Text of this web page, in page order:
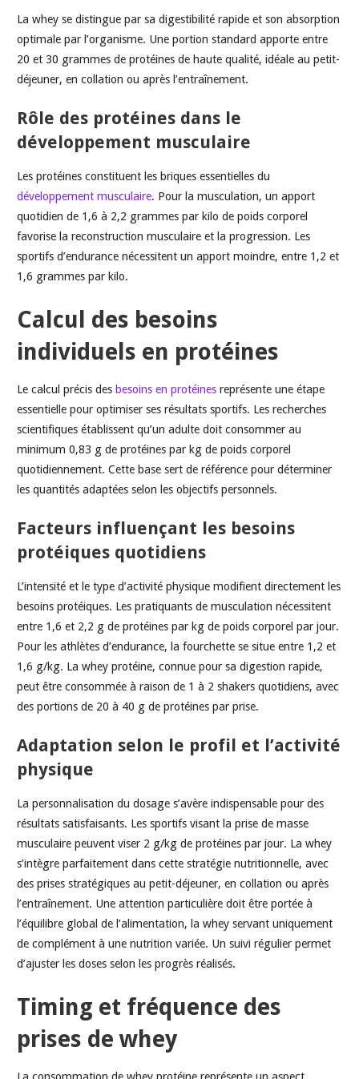
La whey se distingue par sa digestibilité rapide et son absorption
optimale par l’organisme. Une portion standard apporte entre
20 et 30 grammes de protéines de haute qualité, idéale au petit-
déjeuner, en collation ou après l’entraînement.
Rôle des protéines dans le
développement musculaire
Les protéines constituent les briques essentielles du
développement musculaire. Pour la musculation, un apport
quotidien de 1,6 à 2,2 grammes par kilo de poids corporel
favorise la reconstruction musculaire et la progression. Les
sportifs d’endurance nécessitent un apport moindre, entre 1,2 et
1,6 grammes par kilo.
Calcul des besoins
individuels en protéines
Le calcul précis des besoins en protéinesreprésente une étape
essentielle pour optimiser ses résultats sportifs. Les recherches
scientifiques établissent qu’un adulte doit consommer au
minimum 0,83 g de protéines par kg de poids corporel
quotidiennement. Cette base sert de référence pour déterminer
les quantités adaptées selon les objectifs personnels.
Facteurs influençant les besoins
protéiques quotidiens
L’intensité et le type d’activité physique modifient directement les
besoins protéiques. Les pratiquants de musculation nécessitent
entre 1,6 et 2,2 g de protéines par kg de poids corporel par jour.
Pour les athlètes d’endurance, la fourchette se situe entre 1,2 et
1,6 g/kg. La whey protéine, connue pour sa digestion rapide,
peut être consommée à raison de 1 à 2 shakers quotidiens, avec
des portions de 20 à 40 g de protéines par prise.
Adaptation selon le profil et l’activité
physique
La personnalisation du dosage s’avère indispensable pour des
résultats satisfaisants. Les sportifs visant la prise de masse
musculaire peuvent viser 2 g/kg de protéines par jour. La whey
s’intègre parfaitement dans cette stratégie nutritionnelle, avec
des prises stratégiques au petit-déjeuner, en collation ou après
l’entraînement. Une attention particulière doit être portée à
l’équilibre global de l’alimentation, la whey servant uniquement
de complément à une nutrition variée. Un suivi régulier permet
d’ajuster les doses selon les progrès réalisés.
Timing et fréquence des
prises de whey
La consommation de whey protéine représente un aspect